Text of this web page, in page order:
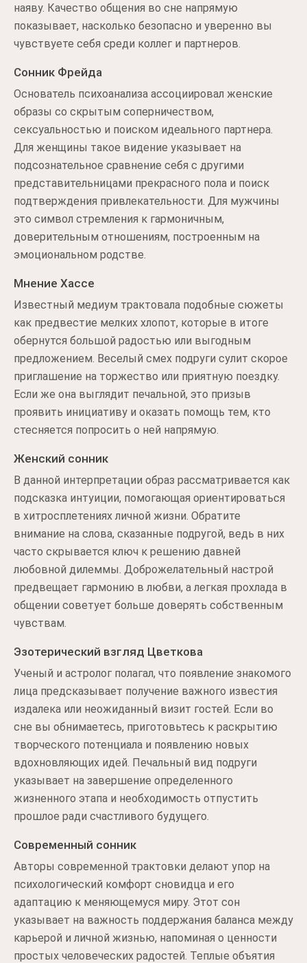
наяву. Качество общения во сне напрямую
показывает, насколько безопасно и уверенно вы
чувствуете себя среди коллег и партнеров.
Сонник Фрейда
Основатель психоанализа ассоциировал женские
образы со скрытым соперничеством,
сексуальностью и поиском идеального партнера.
Для женщины такое видение указывает на
подсознательное сравнение себя с другими
представительницами прекрасного пола и поиск
подтверждения привлекательности. Для мужчины
это символ стремления к гармоничным,
доверительным отношениям, построенным на
эмоциональном родстве.
Мнение Хассе
Известный медиум трактовала подобные сюжеты
как предвестие мелких хлопот, которые в итоге
обернутся большой радостью или выгодным
предложением. Веселый смех подруги сулит скорое
приглашение на торжество или приятную поездку.
Если же она выглядит печальной, это призыв
проявить инициативу и оказать помощь тем, кто
стесняется попросить о ней напрямую.
Женский сонник
В данной интерпретации образ рассматривается как
подсказка интуиции, помогающая ориентироваться
в хитросплетениях личной жизни. Обратите
внимание на слова, сказанные подругой, ведь в них
часто скрывается ключ к решению давней
любовной дилеммы. Доброжелательный настрой
предвещает гармонию в любви, а легкая прохлада в
общении советует больше доверять собственным
чувствам.
Эзотерический взгляд Цветкова
Ученый и астролог полагал, что появление знакомого
лица предсказывает получение важного известия
издалека или неожиданный визит гостей. Если во
сне вы обнимаетесь, приготовьтесь к раскрытию
творческого потенциала и появлению новых
вдохновляющих идей. Печальный вид подруги
указывает на завершение определенного
жизненного этапа и необходимость отпустить
прошлое ради счастливого будущего.
Современный сонник
Авторы современной трактовки делают упор на
психологический комфорт сновидца и его
адаптацию к меняющемуся миру. Этот сон
указывает на важность поддержания баланса между
карьерой и личной жизнью, напоминая о ценности
простых человеческих радостей. Теплые объятия